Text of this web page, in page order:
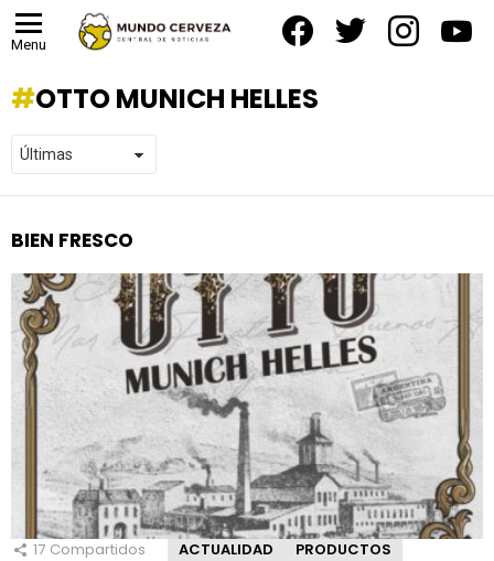
Menu
OTTO MUNICH HELLES
BIEN FRESCO
17 Compartidos ACTUALIDAD PRODUCTOS